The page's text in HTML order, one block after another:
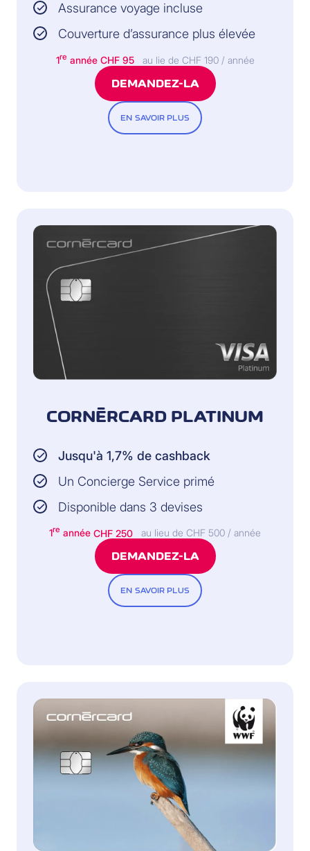
Assurance voyage incluse
Couverture d’assurance plus élevée
1re année CHF 95 au lie de CHF 190 / année
DEMANDEZ-LA
EN SAVOIR PLUS
CORNÈRCARD PLATINUM
Jusqu'à 1,7% de cashback
Un Concierge Service primé
Disponible dans 3 devises
1re année CHF 250 au lieu de CHF 500 / année
DEMANDEZ-LA
EN SAVOIR PLUS